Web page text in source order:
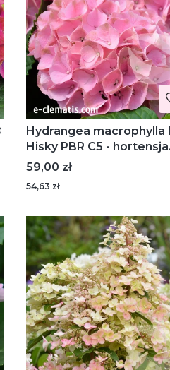
Hydrangea macrophylla
Hisky PBR C5 - hortensja
ogrodowa
Cena
59,00 zł
54,63 zł